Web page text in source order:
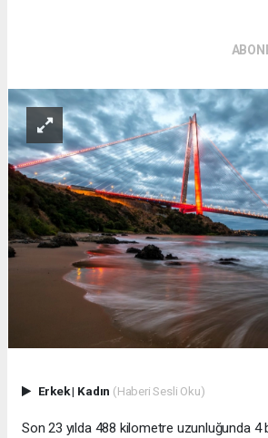
Erkek| Kadın (Haberi Sesli Oku)
Son 23 yılda 488 kilometre uzunluğunda 4